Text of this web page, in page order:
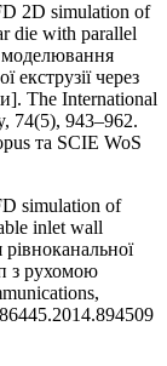
2D simulation of
die with parallel
моделювання
екструзії через
The International
74(5), 943–962.
та SCIE WoS
simulation of
inlet wall
з рухомою